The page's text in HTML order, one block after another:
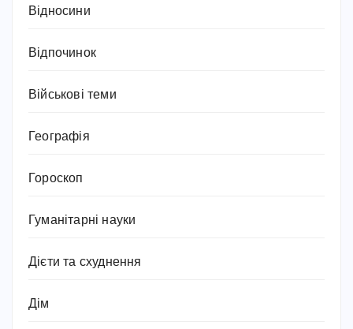
Відносини
Відпочинок
Військові теми
Географія
Гороскоп
Гуманітарні науки
Дієти та схуднення
Дім